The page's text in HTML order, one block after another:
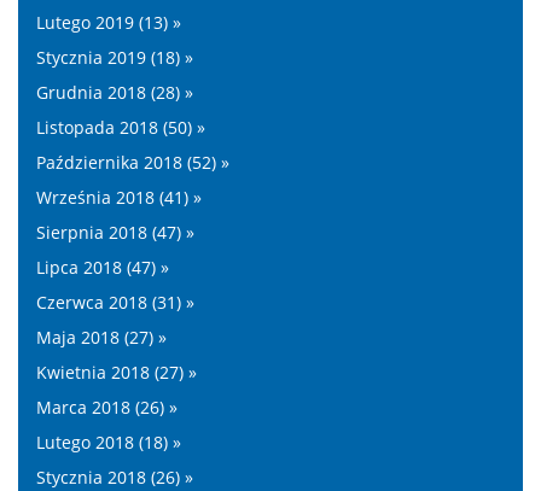
Lutego 2019 (13) »
Stycznia 2019 (18) »
Grudnia 2018 (28) »
Listopada 2018 (50) »
Października 2018 (52) »
Września 2018 (41) »
Sierpnia 2018 (47) »
Lipca 2018 (47) »
Czerwca 2018 (31) »
Maja 2018 (27) »
Kwietnia 2018 (27) »
Marca 2018 (26) »
Lutego 2018 (18) »
Stycznia 2018 (26) »